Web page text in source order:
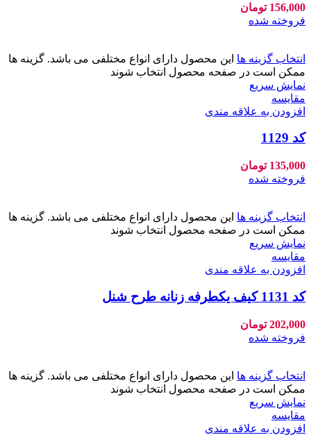
156,000 تومان
فروخته شده
انتخاب گزینه ها این محصول دارای انواع مختلفی می باشد. گزینه ها
ممکن است در صفحه محصول انتخاب شوند
نمایش سریع
مقايسه
افزودن به علاقه مندی
کد 1129
135,000 تومان
فروخته شده
انتخاب گزینه ها این محصول دارای انواع مختلفی می باشد. گزینه ها
ممکن است در صفحه محصول انتخاب شوند
نمایش سریع
مقايسه
افزودن به علاقه مندی
کد 1131 کیف یکطرفه زنانه طرح شنل
202,000 تومان
فروخته شده
انتخاب گزینه ها این محصول دارای انواع مختلفی می باشد. گزینه ها
ممکن است در صفحه محصول انتخاب شوند
نمایش سریع
مقايسه
افزودن به علاقه مندی